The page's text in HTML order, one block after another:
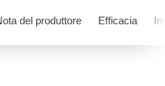
del produttore Efficacia